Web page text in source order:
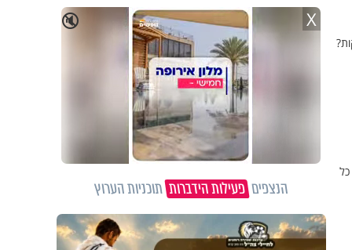
🔇 X
הנצפיםפעילות הידברותתוכניות הערוץ